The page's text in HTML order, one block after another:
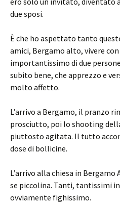
due sposi.
È che ho aspettato tanto
amici, Bergamo alto, vivere
importantissimo di due
subito bene, che apprezzo e
molto affetto.
L’arrivo a Bergamo, il pranzo
prosciutto, poi lo shooting
piuttosto agitata. Il tutto
dose di bollicine.
L’arrivo alla chiesa in Bergamo
se piccolina. Tanti, tantissimi
ovviamente fighissimo.